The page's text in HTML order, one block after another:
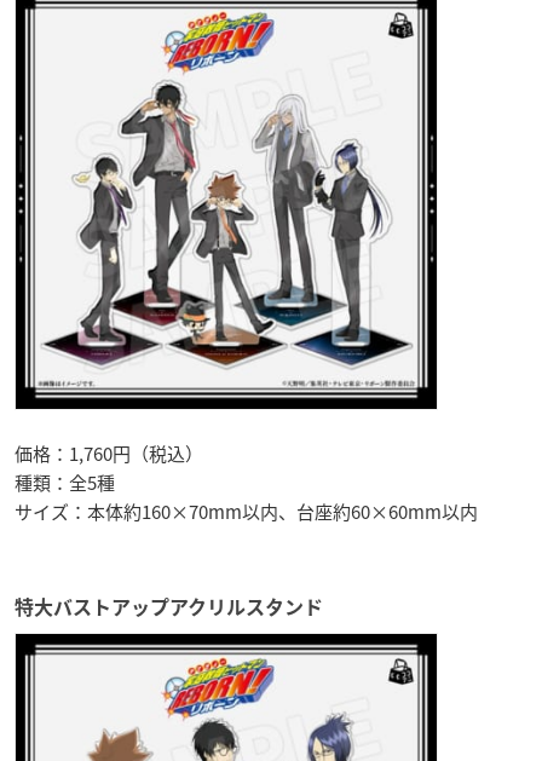
価格：1,760円（税込）
種類：全5種
サイズ：本体約160×70mm以内、台座約60×60mm以内
特大バストアップアクリルスタンド